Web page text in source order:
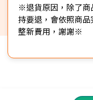
※退貨原因，除了商
持要退，會依照商
整新費用，謝謝※